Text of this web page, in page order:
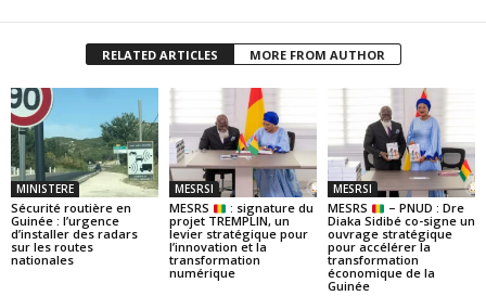
RELATED ARTICLES MORE FROM AUTHOR
MINISTERE
Sécurité routière en
Guinée : l’urgence
d’installer des radars
sur les routes
nationales
MESRSI
MESRS
: signature du
projet TREMPLIN, un
levier stratégique pour
l’innovation et la
transformation
numérique
MESRSI
MESRS
– PNUD : Dre
Diaka Sidibé co-signe un
ouvrage stratégique
pour accélérer la
transformation
économique de la
Guinée